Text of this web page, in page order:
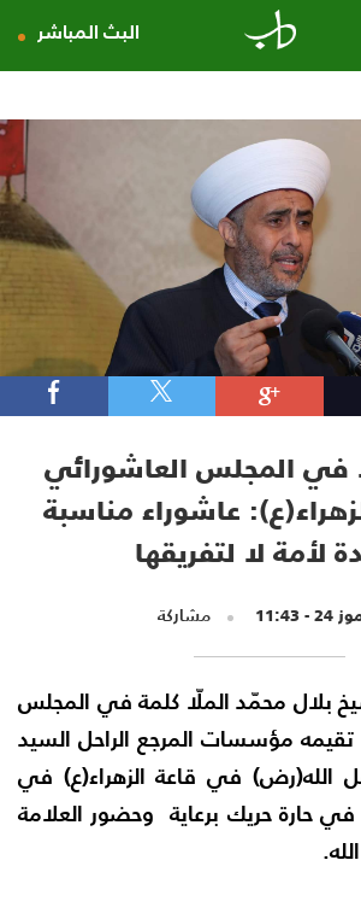
البث المباشر
في المجلس العاشورائي
عاشوراء مناسبة
لأمة لا لتفريقها
مشاركة
بلال محمّد الملّا كلمة في المجلس
مؤسسات المرجع الراحل السيد
في قاعة الزهراء(ع) في
حارة حريك برعاية وحضور العلامة